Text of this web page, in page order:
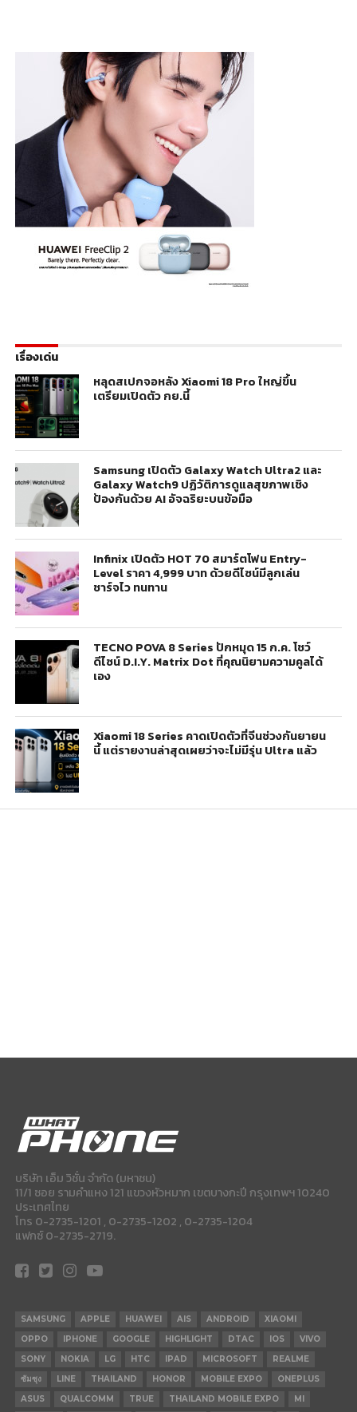
เรื่องเด่น
หลุดสเปกจอหลัง Xiaomi 18 Pro ใหญ่ขึ้น
เตรียมเปิดตัว กย.นี้
Samsung เปิดตัว Galaxy Watch Ultra2 และ
Galaxy Watch9 ปฏิวัติการดูแลสุขภาพเชิง
ป้องกันด้วย AI อัจฉริยะบนข้อมือ
Infinix เปิดตัว HOT 70 สมาร์ตโฟน Entry-
Level ราคา 4,999 บาท ด้วยดีไซน์มีลูกเล่น
ชาร์จไว ทนทาน
TECNO POVA 8 Series ปักหมุด 15 ก.ค. โชว์
ดีไซน์ D.I.Y. Matrix Dot ที่คุณนิยามความคูลได้
เอง
Xiaomi 18 Series คาดเปิดตัวที่จีนช่วงกันยายน
นี้ แต่รายงานล่าสุดเผยว่าจะไม่มีรุ่น Ultra แล้ว
บริษัท เอ็ม วิชั่น จำกัด (มหาชน)
11/1 ซอย รามคำแหง 121 แขวงหัวหมาก เขตบางกะปี กรุงเทพฯ 10240
ประเทศไทย
โทร 0-2735-1201 , 0-2735-1202 , 0-2735-1204
แฟกซ์ 0-2735-2719.
SAMSUNG APPLE HUAWEI AIS ANDROID
XIAOMI
OPPO
IPHONE GOOGLE HIGHLIGHT DTAC IOS
VIVO
SONY
NOKIA LG HTC IPAD MICROSOFT
REALME
ซัมซุง
LINE THAILAND HONOR MOBILE EXPO
ONEPLUS
ASUS
QUALCOMM TRUE THAILAND MOBILE EXPO MI